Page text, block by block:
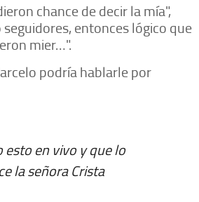
chance de decir la mía",
entonces lógico que
mier…".
podría hablarle por
en vivo y que lo
la señora Crista